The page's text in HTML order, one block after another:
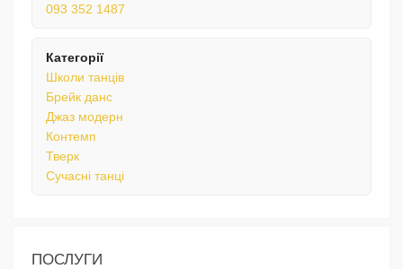
093 352 1487
Категорії
Школи танців
Брейк данс
Джаз модерн
Контемп
Тверк
Сучасні танці
ПОСЛУГИ